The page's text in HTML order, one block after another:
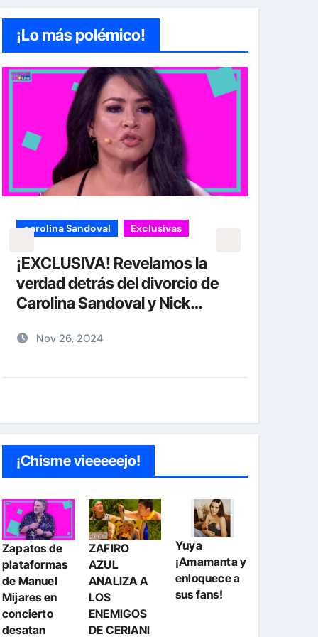
¡Lo más polémico!
Exclusivas Sean 'Diddy' Combs
Jay-Z reacciona a
acusaciones de supuesto
abuso a menor de 13 años
fiestaDic 9, 2024
¡Chisme vieeeeejo!
Zapatos de
plataformas
de Manuel
Mijares en
concierto
desatan
ZAFIRO
AZUL
ANALIZA A
LOS
ENEMIGOS
DE CERIANI
Yuya
¡Amamanta y
enloquece a
sus fans!